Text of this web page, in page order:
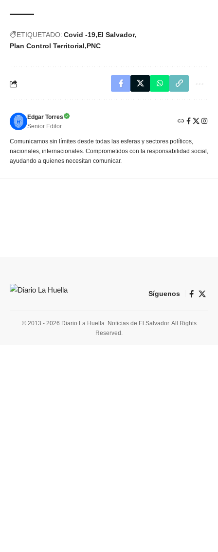
ETIQUETADO: Covid -19 El Salvador
Plan Control Territorial PNC
Edgar Torres
Senior Editor
Comunicamos sin límites desde todas las esferas y sectores políticos,
nacionales, internacionales. Comprometidos con la responsabilidad social,
ayudando a quienes necesitan comunicar.
Síguenos
© 2013 - 2026 Diario La Huella. Noticias de El Salvador. All Rights
Reserved.